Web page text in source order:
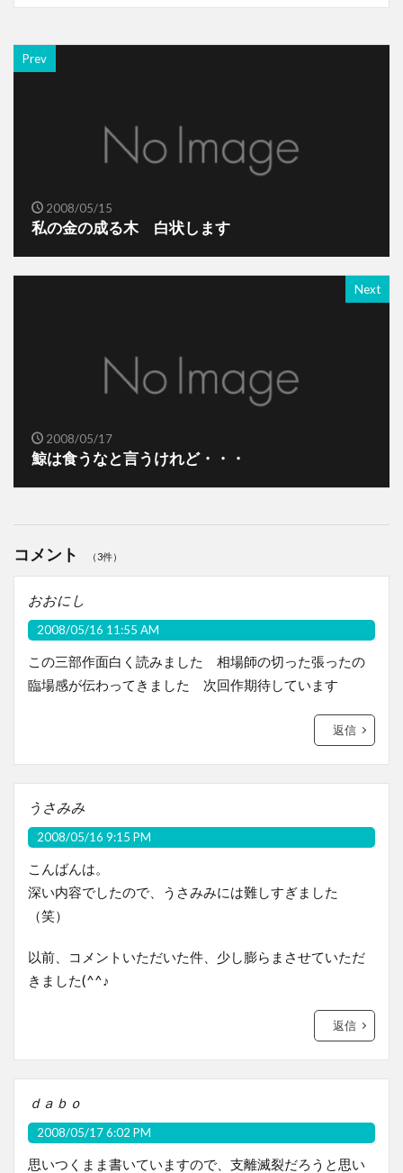
Prev
2008/05/15
私の金の成る木 白状します
Next
2008/05/17
鯨は食うなと言うけれど・・・
コメント （3件）
おおにし
2008/05/16 11:55 AM
この三部作面白く読みました 相場師の切った張ったの
臨場感が伝わってきました 次回作期待しています
返信
うさみみ
2008/05/16 9:15 PM
こんばんは。
深い内容でしたので、うさみみには難しすぎました
（笑）
以前、コメントいただいた件、少し膨らまさせていただ
きました(^^♪
返信
ｄａｂｏ
2008/05/17 6:02 PM
思いつくまま書いていますので、支離滅裂だろうと思い